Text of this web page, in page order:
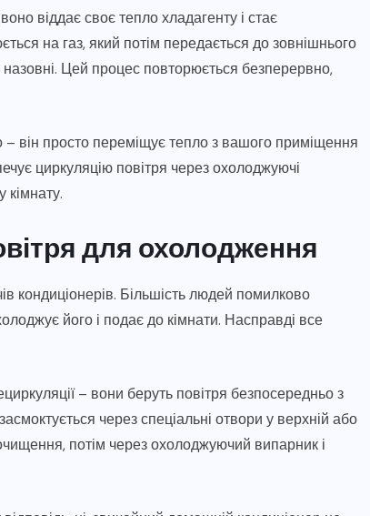
віддає своє тепло хладагенту і стає
на газ, який потім передається до зовнішнього
Цей процес повторюється безперервно,
він просто переміщує тепло з вашого приміщення
циркуляцію повітря через охолоджуючі
для охолодження
кондиціонерів. Більшість людей помилково
його і подає до кімнати. Насправді все
– вони беруть повітря безпосередньо з
через спеціальні отвори у верхній або
потім через охолоджуючий випарник і